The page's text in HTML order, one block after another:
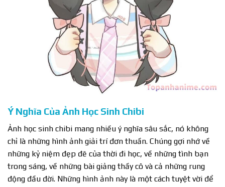
Ý Nghĩa Của Ảnh Học Sinh Chibi
Ảnh học sinh chibi mang nhiều ý nghĩa sâu sắc, nó không
chỉ là những hình ảnh giải trí đơn thuần. Chúng gợi nhớ về
những kỷ niệm đẹp đẽ của thời đi học, về những tình bạn
trong sáng, về những bài giảng thầy cô và cả những rung
động đầu đời. Những hình ảnh này là một cách tuyệt vời để